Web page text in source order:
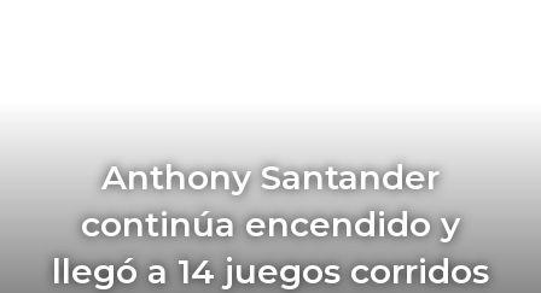
Anthony Santander
continúa encendido y
llegó a 14 juegos corridos